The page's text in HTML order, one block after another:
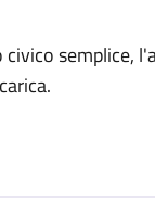
semplice,